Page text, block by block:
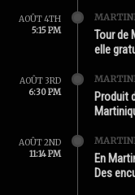
AOÛT 4TH
5:15 PM
Tour de
elle
AOÛT 3RD
6:30 PM
Produit
AOÛT 2ND
11:14 PM
En
Des